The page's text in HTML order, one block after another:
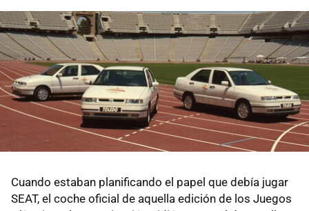
Cuando estaban planificando el papel que debía jugar
SEAT, el coche oficial de aquella edición de los Juegos